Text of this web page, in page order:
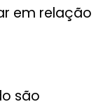
em relação
são